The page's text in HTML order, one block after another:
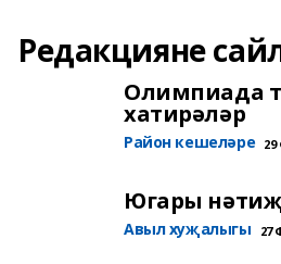
Редакцияне
Олимпиада
хатирәләр
Район кешеләре 29
Югары
Авыл хуҗалыгы 27